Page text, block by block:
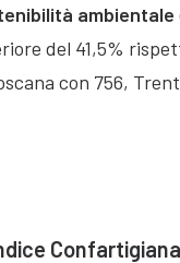
ambientale
del 41,5%
con 756,